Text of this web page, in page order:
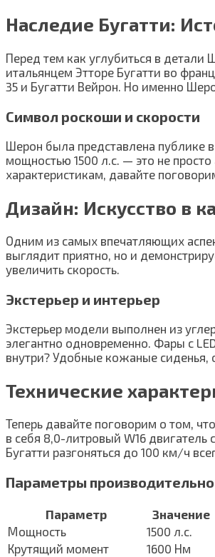
Наследие Бугатти:
Перед тем как углубиться в детали
итальянцем Этторе Бугатти во
35 и Бугатти Вейрон. Но именно
Символ роскоши и скорости
Шерон была представлена публике
мощностью 1500 л.с. — это не
характеристикам, давайте
Дизайн: Искусство в
Одним из самых впечатляющих
выглядит приятно, но и
увеличить скорость.
Экстерьер и интерьер
Экстерьер модели выполнен из
элегантно одновременно. Фары с
внутри? Удобные кожаные сиденья,
Технические
Теперь давайте поговорим о том,
в себя 8,0-литровый W16
Бугатти разгоняться до 100 км/ч
Параметры
Параметр
Значение
Мощность
1500 л.с.
Крутящий момент
1600 Нм